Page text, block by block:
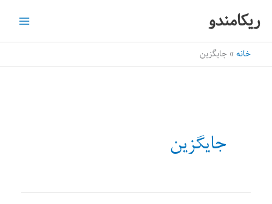
ریکامندو
خانه جایگزین
جایگزین